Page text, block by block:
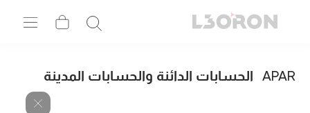
APAR الحسابات الدائنة والحسابات المدينة